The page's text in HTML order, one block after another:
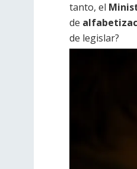
tanto, el
de
de legislar?